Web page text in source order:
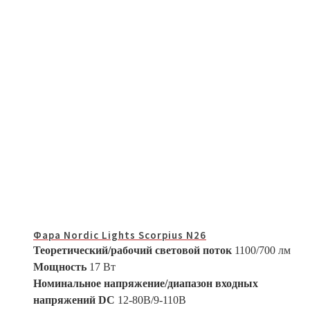
Фара Nordic Lights Scorpius N26
Теоретический/рабочий световой поток 1100/700 лм
Мощность 17 Вт
Номинальное напряжение/диапазон входных
напряжений DC 12-80В/9-110В